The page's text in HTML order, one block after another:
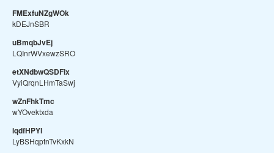
FMExfuNZgWOk
kDEJnSBR
uBmqbJvEj
LQInrWVxewzSRO
etXNdbwQSDFix
VyiQrqnLHmTaSwj
wZnFhkTmc
wYOvektxda
iqdfHPYl
LyBSHqptnTvKxkN